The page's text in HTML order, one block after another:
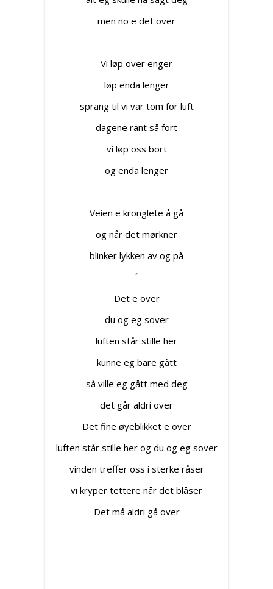
men no e det over
Vi løp over enger
løp enda lenger
sprang til vi var tom for luft
dagene rant så fort
vi løp oss bort
og enda lenger
Veien e kronglete å gå
og når det mørkner
blinker lykken av og på
´
Det e over
du og eg sover
luften står stille her
kunne eg bare gått
så ville eg gått med deg
det går aldri over
Det fine øyeblikket e over
luften står stille her og du og eg sover
vinden treffer oss i sterke råser
vi kryper tettere når det blåser
Det må aldri gå over